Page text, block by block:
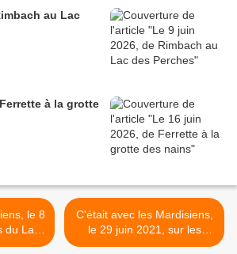
au Lac
à la grotte
Lac
C'était avec les Mardisiens,
le 29 juin 2021, sur les
hauteurs de Wihr au Val,